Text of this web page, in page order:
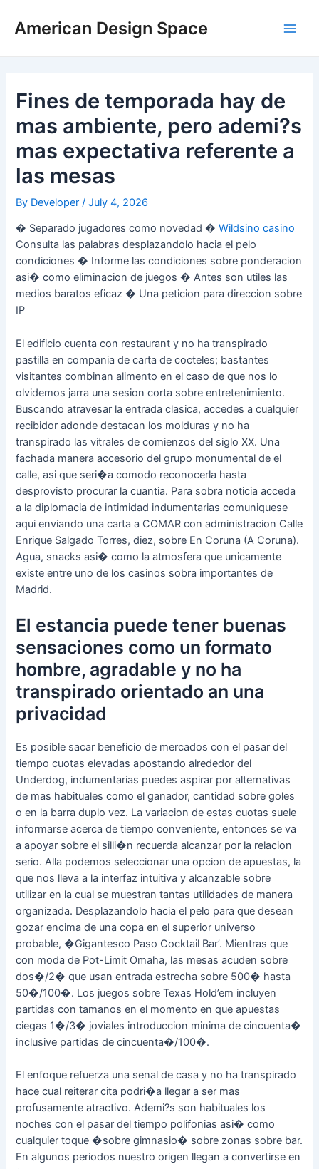
American Design Space
Fines de temporada hay de
mas ambiente, pero ademi?s
mas expectativa referente a
las mesas
By Developer/July 4, 2026
� Separado jugadores como novedad �Wildsino casino
Consulta las palabras desplazandolo hacia el pelo
condiciones � Informe las condiciones sobre ponderacion
asi� como eliminacion de juegos � Antes son utiles las
medios baratos eficaz � Una peticion para direccion sobre
IP
El edificio cuenta con restaurant y no ha transpirado
pastilla en compania de carta de cocteles; bastantes
visitantes combinan alimento en el caso de que nos lo
olvidemos jarra una sesion corta sobre entretenimiento.
Buscando atravesar la entrada clasica, accedes a cualquier
recibidor adonde destacan los molduras y no ha
transpirado las vitrales de comienzos del siglo XX. Una
fachada manera accesorio del grupo monumental de el
calle, asi que seri�a comodo reconocerla hasta
desprovisto procurar la cuantia. Para sobra noticia acceda
a la diplomacia de intimidad indumentarias comuniquese
aqui enviando una carta a COMAR con administracion Calle
Enrique Salgado Torres, diez, sobre En Coruna (A Coruna).
Agua, snacks asi� como la atmosfera que unicamente
existe entre uno de los casinos sobra importantes de
Madrid.
El estancia puede tener buenas
sensaciones como un formato
hombre, agradable y no ha
transpirado orientado an una
privacidad
Es posible sacar beneficio de mercados con el pasar del
tiempo cuotas elevadas apostando alrededor del
Underdog, indumentarias puedes aspirar por alternativas
de mas habituales como el ganador, cantidad sobre goles
o en la barra duplo vez. La variacion de estas cuotas suele
informarse acerca de tiempo conveniente, entonces se va
a apoyar sobre el silli�n recuerda alcanzar por la relacion
serio. Alla podemos seleccionar una opcion de apuestas, la
que nos lleva a la interfaz intuitiva y alcanzable sobre
utilizar en la cual se muestran tantas utilidades de manera
organizada. Desplazandolo hacia el pelo para que desean
gozar encima de una copa en el superior universo
probable, �Gigantesco Paso Cocktail Bar’. Mientras que
con moda de Pot-Limit Omaha, las mesas acuden sobre
dos�/2� que usan entrada estrecha sobre 500� hasta
50�/100�. Los juegos sobre Texas Hold’em incluyen
partidas con tamanos en el momento en que apuestas
ciegas 1�/3� joviales introduccion minima de cincuenta�
inclusive partidas de cincuenta�/100�.
El enfoque refuerza una senal de casa y no ha transpirado
hace cual reiterar cita podri�a llegar a ser mas
profusamente atractivo. Ademi?s son habituales los
noches con el pasar del tiempo polifonias asi� como
cualquier toque �sobre gimnasio� sobre zonas sobre bar.
En algunos periodos nuestro origen llegan a convertirse en
navigation